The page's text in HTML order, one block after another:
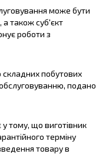
може бути
а також суб'єкт
роботи з
складних побутових
обслуговуванню, подано
у тому, що виготівник
терміну
товару в